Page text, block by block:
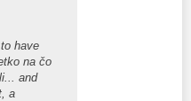
have
na čo
and
a